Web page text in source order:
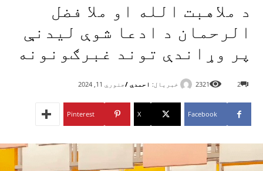
د ملاهبت الله او ملا فضل
الرحمان د ادعا شوې لیدنې
پر وړاندې توند غبرګونونه
خبریال: احمدي /جنوري 11, 2024 2
2321
Facebook
X
Pinterest